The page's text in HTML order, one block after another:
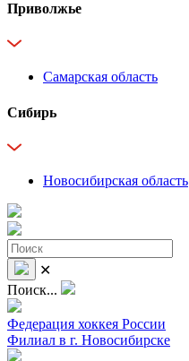
Приволжье
Самарская область
Сибирь
Новосибирская область
✕
Поиск...
Федерация хоккея России
Филиал в г. Новосибирске